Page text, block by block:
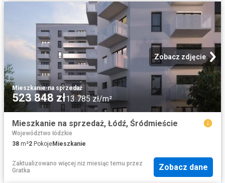
Zobacz zdjęcie
Mieszkanie·na sprzedaż
523 848 zł13 785 zł/m²
Mieszkanie na sprzedaż, Łódź, Śródmieście
Województwo łódzkie
38 m²2 PokojeMieszkanie
Zaktualizowano więcej niż miesiąc temu przez
Gratka
Zobacz dane